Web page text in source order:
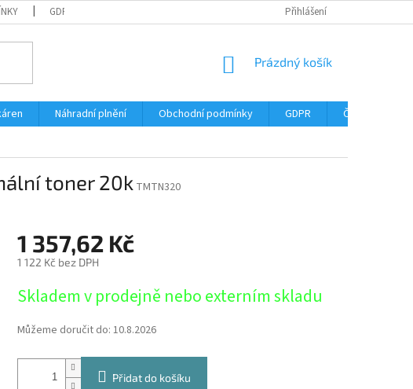
GDPR SERVIS TISKÁREN
Přihlášení
NÁKUPNÍ
Prázdný košík
Náhradní plnění Obchodní podmínky GDPR
Časté dotazy
toner 20k TMTN320
1 357,62 Kč
1 122 Kč bez DPH
cena:
Skladem v prodejně nebo externím skladu
Můžeme doručit do: 10.8.2026
Přidat do košíku